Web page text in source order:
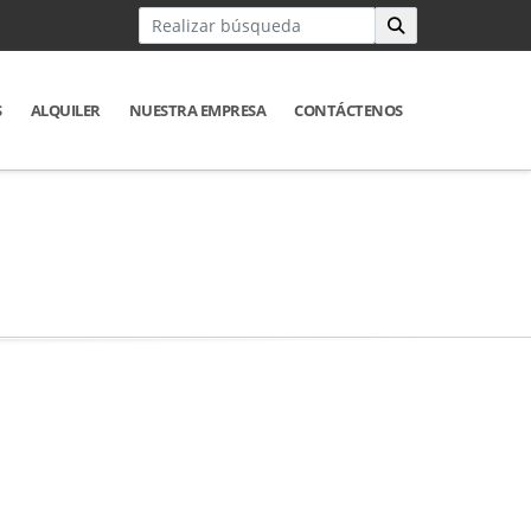
ALQUILER NUESTRA EMPRESA CONTÁCTENOS